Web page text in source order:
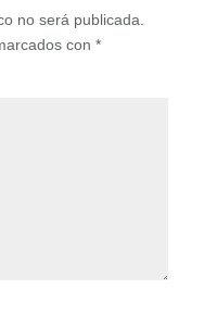
no será publicada.
con *